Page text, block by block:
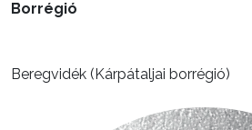
Borrégió
Beregvidék (Kárpátaljai borrégió)